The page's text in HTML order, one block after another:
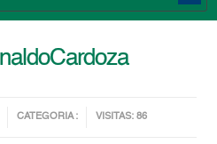
CATEGORIA : VISITAS: 86